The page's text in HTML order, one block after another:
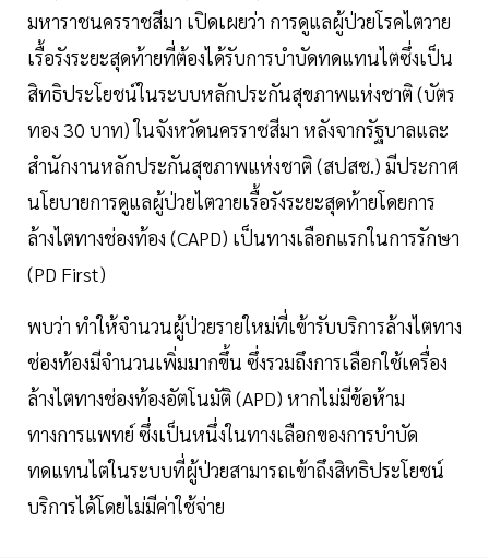
มหาราชนครราชสีมา เปิดเผยว่า การดูแลผู้ป่วยโรคไตวาย
เรื้อรังระยะสุดท้ายที่ต้องได้รับการบำบัดทดแทนไตซึ่งเป็น
สิทธิประโยชน์ในระบบหลักประกันสุขภาพแห่งชาติ (บัตร
ทอง 30 บาท) ในจังหวัดนครราชสีมา หลังจากรัฐบาลและ
สำนักงานหลักประกันสุขภาพแห่งชาติ (สปสช.) มีประกาศ
นโยบายการดูแลผู้ป่วยไตวายเรื้อรังระยะสุดท้ายโดยการ
ล้างไตทางช่องท้อง (CAPD) เป็นทางเลือกแรกในการรักษา
(PD First)
พบว่า ทำให้จำนวนผู้ป่วยรายใหม่ที่เข้ารับบริการล้างไตทาง
ช่องท้องมีจำนวนเพิ่มมากขึ้น ซึ่งรวมถึงการเลือกใช้เครื่อง
ล้างไตทางช่องท้องอัตโนมัติ (APD) หากไม่มีข้อห้าม
ทางการแพทย์ ซึ่งเป็นหนึ่งในทางเลือกของการบำบัด
ทดแทนไตในระบบที่ผู้ป่วยสามารถเข้าถึงสิทธิประโยชน์
บริการได้โดยไม่มีค่าใช้จ่าย